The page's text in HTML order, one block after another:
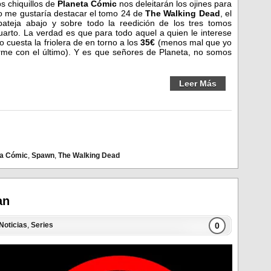
chiquillos de Planeta Cómic nos deleitarán los ojines para
me gustaría destacar el tomo 24 deThe Walking Dead, el
abajo y sobre todo la reedición de los tres tomos
La verdad es que para todo aquel a quien le interese
cuesta la friolera de en torno a los 35€ (menos mal que yo
con el último). Y es que señores de Planeta, no somos
Leer Más
Cómic, Spawn, The Walking Dead
, Series 0